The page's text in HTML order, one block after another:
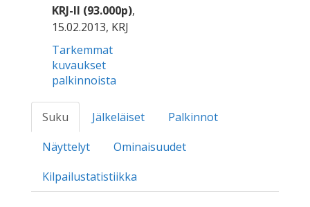
KRJ-II (93.000p),
15.02.2013, KRJ
Tarkemmat
kuvaukset
palkinnoista
Suku Jälkeläiset
Palkinnot
Näyttelyt
Ominaisuudet
Kilpailustatistiikka